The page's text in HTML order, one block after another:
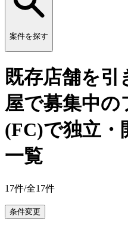
案件を探す
既存店舗を
屋で募集中
(FC)で独立・
一覧
17件/全17件
条件変更